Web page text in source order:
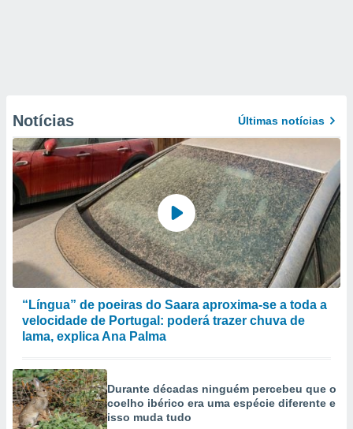
Notícias Últimas notícias
“Língua” de poeiras do Saara aproxima-se a toda a
velocidade de Portugal: poderá trazer chuva de
lama, explica Ana Palma
Durante décadas ninguém percebeu que o
coelho ibérico era uma espécie diferente e
isso muda tudo